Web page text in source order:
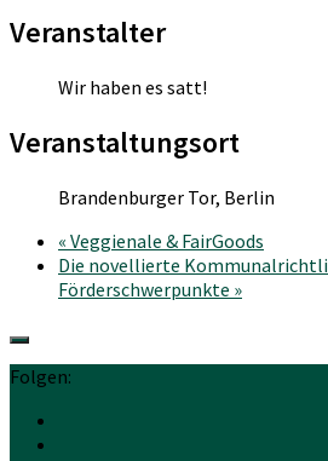
Veranstalter
Wir haben es satt!
Veranstaltungsort
Brandenburger Tor, Berlin
« Veggienale & FairGoods
Die novellierte
Förderschwerpunkte »
Folgen: